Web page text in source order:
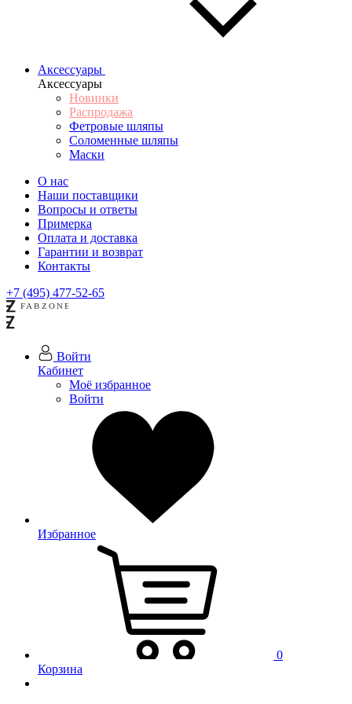
Аксессуары
Аксессуары
Новинки
Распродажа
Фетровые шляпы
Соломенные шляпы
Маски
О нас
Наши поставщики
Вопросы и ответы
Примерка
Оплата и доставка
Гарантии и возврат
Контакты
+7 (495) 477-52-65
Войти
Кабинет
Моё избранное
Войти
Избранное
0
Корзина